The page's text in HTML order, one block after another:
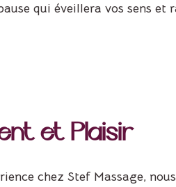
qui éveillera vos sens et
et Plaisir
chez Stef Massage,